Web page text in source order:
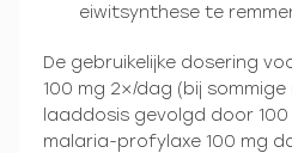
eiwitsynthese te
De gebruikelijke dosering
100 mg 2×/dag (bij sommige
laaddosis gevolgd door
malaria-profylaxe 100 mg